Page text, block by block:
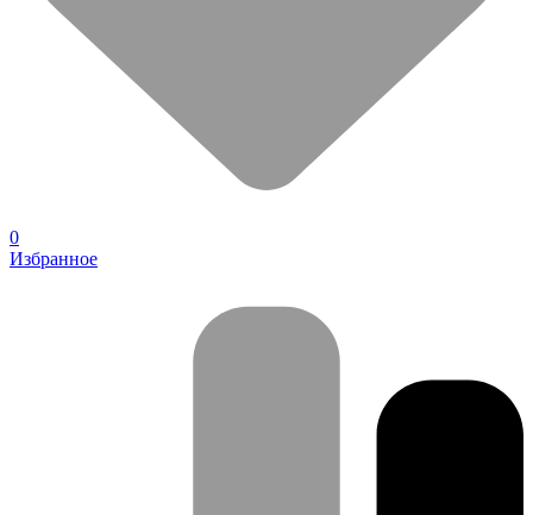
0
Избранное